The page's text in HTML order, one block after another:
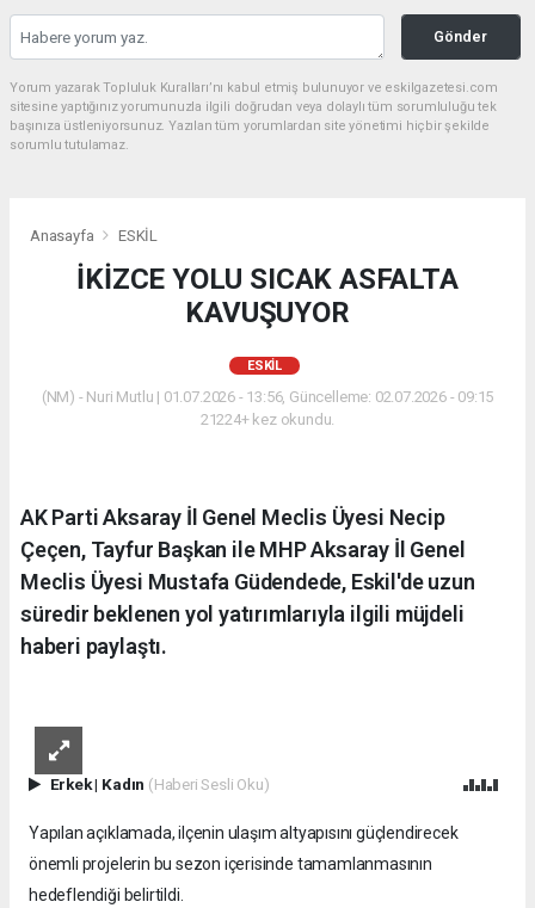
Gönder
Yorum yazarak Topluluk Kuralları’nı kabul etmiş bulunuyor ve eskilgazetesi.com
sitesine yaptığınız yorumunuzla ilgili doğrudan veya dolaylı tüm sorumluluğu tek
başınıza üstleniyorsunuz. Yazılan tüm yorumlardan site yönetimi hiçbir şekilde
sorumlu tutulamaz.
Anasayfa ESKİL
İKİZCE YOLU SICAK ASFALTA
KAVUŞUYOR
ESKİL
(NM) - Nuri Mutlu | 01.07.2026 - 13:56, Güncelleme: 02.07.2026 - 09:15
21224+ kez okundu.
AK Parti Aksaray İl Genel Meclis Üyesi Necip
Çeçen, Tayfur Başkan ile MHP Aksaray İl Genel
Meclis Üyesi Mustafa Güdendede, Eskil'de uzun
süredir beklenen yol yatırımlarıyla ilgili müjdeli
haberi paylaştı.
Erkek| Kadın (Haberi Sesli Oku)
Yapılan açıklamada, ilçenin ulaşım altyapısını güçlendirecek
önemli projelerin bu sezon içerisinde tamamlanmasının
hedeflendiği belirtildi.